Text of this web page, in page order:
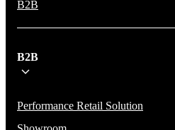
B2B
B2B
Performance Retail Solution